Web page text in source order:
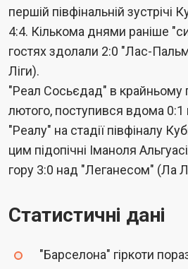
першій півфінальній зустрічі
4:4. Кількома днями раніше
гостях здолали 2:0 "Лас-
Ліги).
"Реал Сосьєдад" в крайньому
лютого, поступився вдома
"Реалу" на стадії півфіналу
цим підопічні Іманоля
гору 3:0 над "Леганесом" (Ла
Статистичні дані
"Барселона" гіркоти